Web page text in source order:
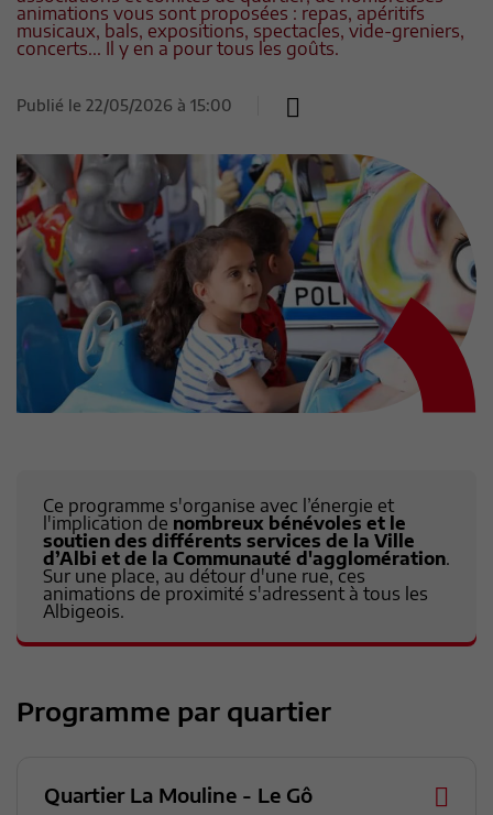
animations vous sont proposées : repas, apéritifs
musicaux, bals, expositions, spectacles, vide-greniers,
concerts... Il y en a pour tous les goûts.
Publié le 22/05/2026 à 15:00
Ce programme s'organise avec l’énergie et
l'implication de nombreux bénévoles et le
soutien des différents services de la Ville
d’Albi et de la Communauté d'agglomération.
Sur une place, au détour d'une rue, ces
animations de proximité s'adressent à tous les
Albigeois.
Programme par quartier
Quartier La Mouline - Le Gô